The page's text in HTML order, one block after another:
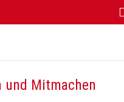
und Mitmachen